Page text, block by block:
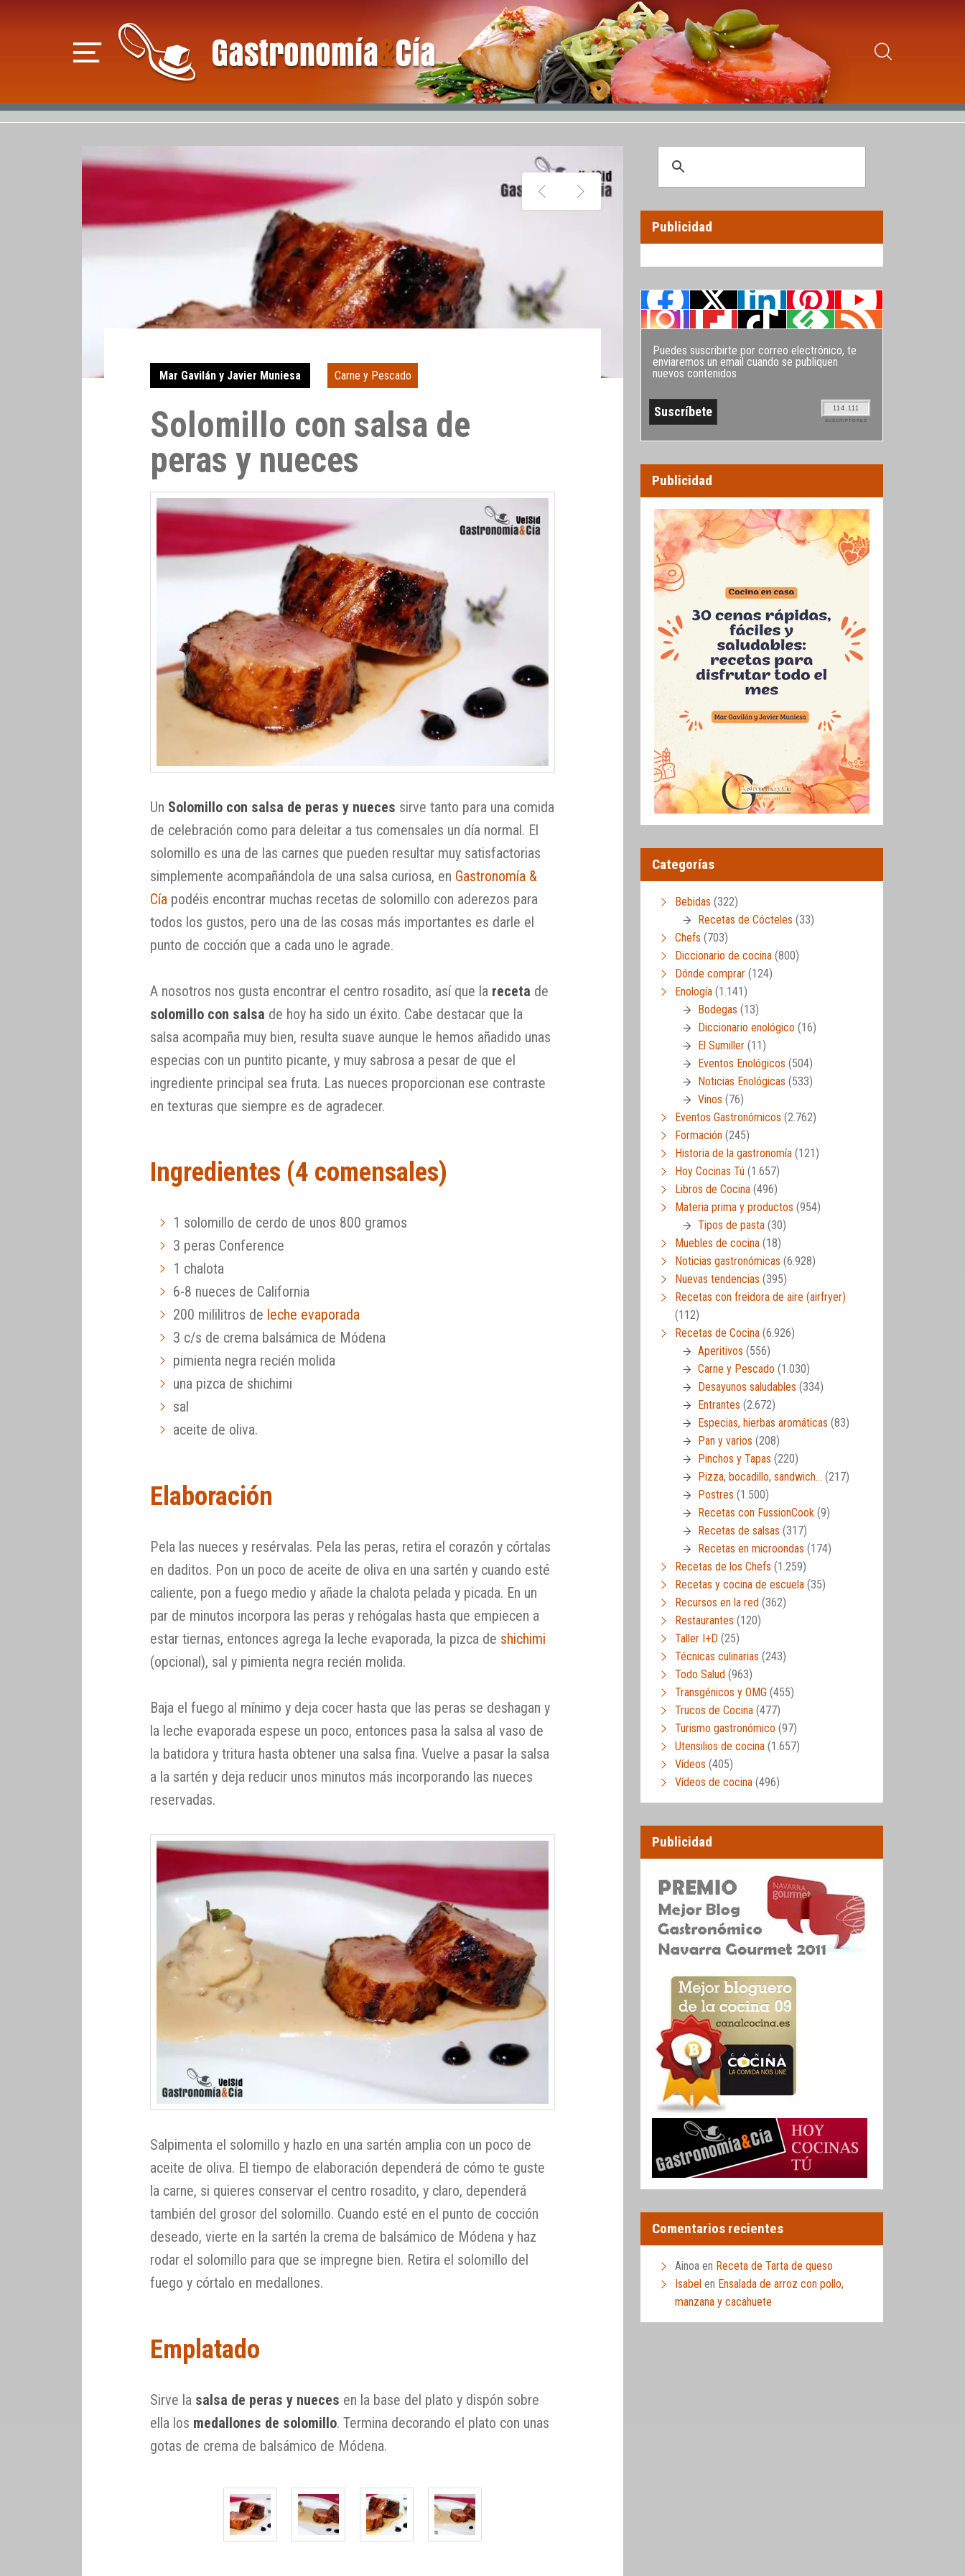
Mar Gavilán y Javier Muniesa Carne y Pescado
Solomillo con salsa de
peras y nueces
Un Solomillo con salsa de peras y nueces sirve tanto para una comida
de celebración como para deleitar a tus comensales un día normal. El
solomillo es una de las carnes que pueden resultar muy satisfactorias
simplemente acompañándola de una salsa curiosa, en Gastronomía &
Cía podéis encontrar muchas recetas de solomillo con aderezos para
todos los gustos, pero una de las cosas más importantes es darle el
punto de cocción que a cada uno le agrade.
A nosotros nos gusta encontrar el centro rosadito, así que la receta de
solomillo con salsa de hoy ha sido un éxito. Cabe destacar que la
salsa acompaña muy bien, resulta suave aunque le hemos añadido unas
especias con un puntito picante, y muy sabrosa a pesar de que el
ingrediente principal sea fruta. Las nueces proporcionan ese contraste
en texturas que siempre es de agradecer.
Ingredientes (4 comensales)
1 solomillo de cerdo de unos 800 gramos
3 peras Conference
1 chalota
6-8 nueces de California
200 mililitros de leche evaporada
3 c/s de crema balsámica de Módena
pimienta negra recién molida
una pizca de shichimi
sal
aceite de oliva.
Elaboración
Pela las nueces y resérvalas. Pela las peras, retira el corazón y córtalas
en daditos. Pon un poco de aceite de oliva en una sartén y cuando esté
caliente, pon a fuego medio y añade la chalota pelada y picada. En un
par de minutos incorpora las peras y rehógalas hasta que empiecen a
estar tiernas, entonces agrega la leche evaporada, la pizca de shichimi
(opcional), sal y pimienta negra recién molida.
Baja el fuego al mínimo y deja cocer hasta que las peras se deshagan y
la leche evaporada espese un poco, entonces pasa la salsa al vaso de
la batidora y tritura hasta obtener una salsa fina. Vuelve a pasar la salsa
a la sartén y deja reducir unos minutos más incorporando las nueces
reservadas.
Salpimenta el solomillo y hazlo en una sartén amplia con un poco de
aceite de oliva. El tiempo de elaboración dependerá de cómo te guste
la carne, si quieres conservar el centro rosadito, y claro, dependerá
también del grosor del solomillo. Cuando esté en el punto de cocción
deseado, vierte en la sartén la crema de balsámico de Módena y haz
rodar el solomillo para que se impregne bien. Retira el solomillo del
fuego y córtalo en medallones.
Emplatado
Sirve la salsa de peras y nueces en la base del plato y dispón sobre
ella los medallones de solomillo. Termina decorando el plato con unas
gotas de crema de balsámico de Módena.
Publicidad
Puedes suscribirte por correo electrónico, te
enviaremos un email cuando se publiquen
nuevos contenidos
114.111
SUSCRIPTORES
Publicidad
Categorías
Bebidas (322)
Recetas de Cócteles (33)
Chefs (703)
Diccionario de cocina (800)
Dónde comprar (124)
Enología (1.141)
Bodegas (13)
Diccionario enológico (16)
El Sumiller (11)
Eventos Enológicos (504)
Noticias Enológicas (533)
Vinos (76)
Eventos Gastronómicos (2.762)
Formación (245)
Historia de la gastronomía (121)
Hoy Cocinas Tú (1.657)
Libros de Cocina (496)
Materia prima y productos (954)
Tipos de pasta (30)
Muebles de cocina (18)
Noticias gastronómicas (6.928)
Nuevas tendencias (395)
Recetas con freidora de aire (airfryer)
(112)
Recetas de Cocina (6.926)
Aperitivos (556)
Carne y Pescado (1.030)
Desayunos saludables (334)
Entrantes (2.672)
Especias, hierbas aromáticas (83)
Pan y varios (208)
Pinchos y Tapas (220)
Pizza, bocadillo, sandwich… (217)
Postres (1.500)
Recetas con FussionCook (9)
Recetas de salsas (317)
Recetas en microondas (174)
Recetas de los Chefs (1.259)
Recetas y cocina de escuela (35)
Recursos en la red (362)
Restaurantes (120)
Taller I+D (25)
Técnicas culinarias (243)
Todo Salud (963)
Transgénicos y OMG (455)
Trucos de Cocina (477)
Turismo gastronómico (97)
Utensilios de cocina (1.657)
Vídeos (405)
Vídeos de cocina (496)
Publicidad
Comentarios recientes
Ainoa en Receta de Tarta de queso
Isabel en Ensalada de arroz con pollo,
manzana y cacahuete